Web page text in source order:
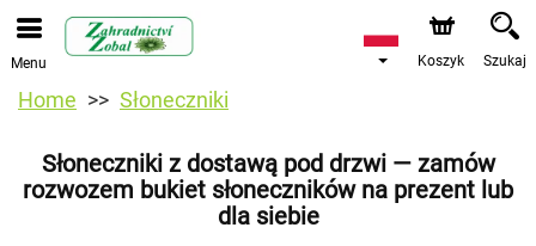
Menu Koszyk Szukaj
Home Słoneczniki
Słoneczniki z dostawą pod drzwi — zamów
rozwozem bukiet słoneczników na prezent lub
dla siebie